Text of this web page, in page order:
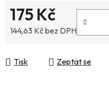
175 Kč
144,63 Kč bez DPH
Tisk Zeptat se